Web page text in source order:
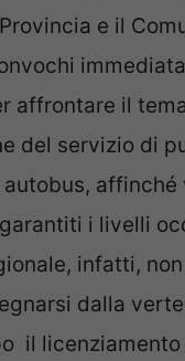
e il
affrontare il
del servizio di
affinché
i livelli
infatti,
dalla
il licenziamento